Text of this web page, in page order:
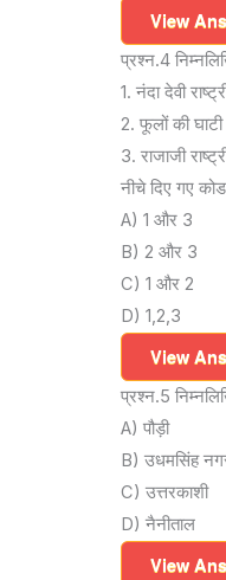
View
प्रश्न.4
1. नंदा देवी
2. फूलों की
3. राजाजी
नीचे दिए गए
A) 1 और 3
B) 2 और 3
C) 1 और 2
D) 1,2,3
View
प्रश्न.5
A) पौड़ी
B) उधमसिंह
C) उत्तरकाशी
D) नैनीताल
View